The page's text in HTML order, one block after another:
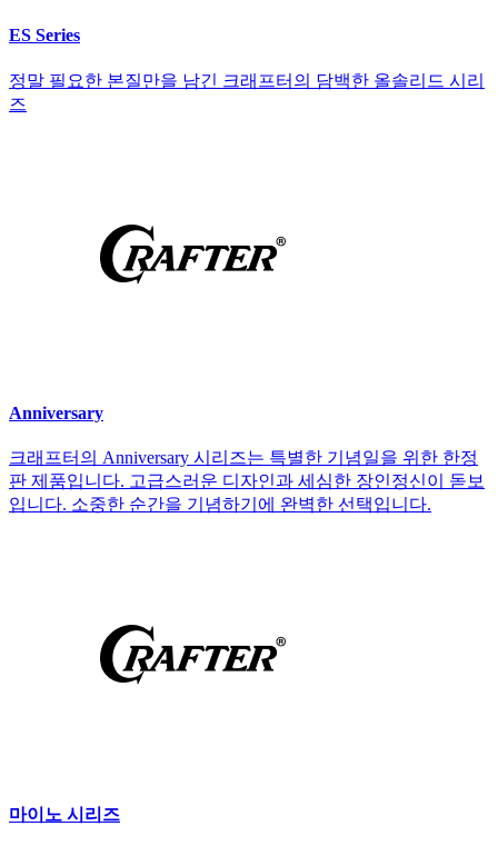
ES Series
정말 필요한 본질만을 남긴 크래프터의 담백한 올솔리드 시리
즈
Anniversary
크래프터의 Anniversary 시리즈는 특별한 기념일을 위한 한정
판 제품입니다. 고급스러운 디자인과 세심한 장인정신이 돋보
입니다. 소중한 순간을 기념하기에 완벽한 선택입니다.
마이노 시리즈